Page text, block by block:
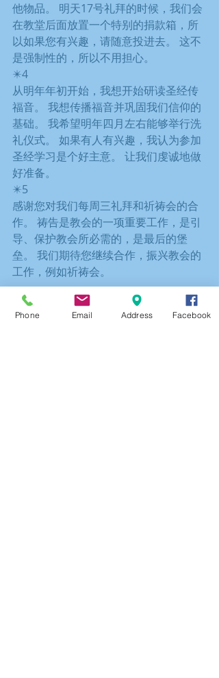
他物品。 明天17号礼拜的时候，我们会
在教堂后面放置一个特别的捐款箱，所
以如果您有兴趣，请随意投进去。 这不
是强制性的，所以不用担心。
✴️4
从明年年初开始，我想开始研读圣经传
福音。 我想传播福音并巩固我们信仰的
基础。 我希望明年四月左右能够举行洗
礼仪式。 如果有人有兴趣，我认为参加
圣经学习是个好主意。 让我们虔诚地做
好准备。
✴️5
感谢您对我们每周三礼拜和祈祷会的合
作。 祷告是教会的一项重要工作，是引
导、保护教会所必需的，是最后的堡
垒。 我们期待您继续合作，振兴教会的
工作，例如祈祷会。
Phone Email Address Facebook